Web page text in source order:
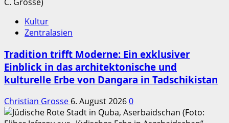
Kultur
Zentralasien
Tradition trifft Moderne: Ein exklusiver
Einblick in das architektonische und
kulturelle Erbe von Dangara in Tadschikistan
Christian Grosse 6. August 20260